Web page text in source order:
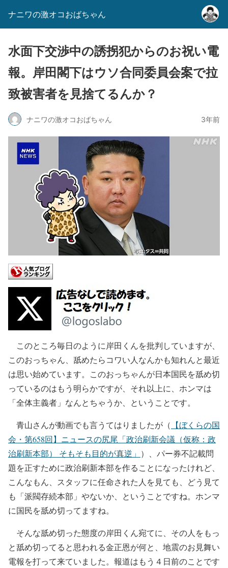
ナニワの激オコおばちゃん
水面下交渉中の誘拐犯からのお祝い電
報。岸田閣下はウソ合同委員会案で拉
致被害者を見捨てるんか？
ナニワの激オコおばちゃん 3年前
このところ毎日のように岸田くんを批判していますが、
このおっちゃん、舐めたらコワい人なんかも知れんと最近
は思い始めています。このおっちゃんが日本国民を舐め切
っているのはもう明らかですが、それ以上に、ホンマは
「全体主義者」なんとちゃうか、ということです。
青山さんが動画でも言うてはりましたが（ 【ぼくらの国
会・第658回】ニュースの尻尾「政治刷新会議（仮称：政
治刷新本部） そもそも目的が真逆」 ）、パー券不記載問
題を正すために政治刷新本部を作ることになったけれど、
こんなもん、スタッフに任命された人を見ても、どう見て
も「派閥存続本部」やないか、ということですね。ホンマ
に国民を舐め切ってますね。
そんな舐め切った態度の岸田くん宛てに、その人をもっ
と舐め切ってると思われる金正恩が何と、地震のお見舞い
電報を打って来ていました。報道はもう４日前のことです